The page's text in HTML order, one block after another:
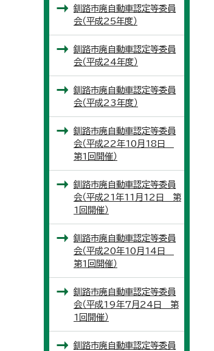
釧路市廃自動車認定等委員
会（平成25年度）
釧路市廃自動車認定等委員
会（平成24年度）
釧路市廃自動車認定等委員
会（平成23年度）
釧路市廃自動車認定等委員
会（平成22年10月18日
第1回開催）
釧路市廃自動車認定等委員
会（平成21年11月12日 第
1回開催）
釧路市廃自動車認定等委員
会（平成20年10月14日
第1回開催）
釧路市廃自動車認定等委員
会（平成19年7月24日 第
1回開催）
釧路市廃自動車認定等委員